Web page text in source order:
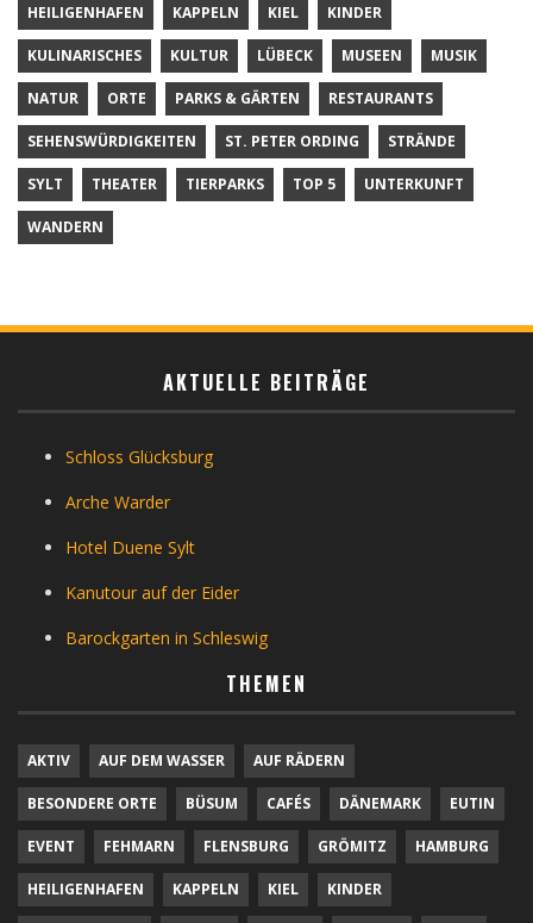
HEILIGENHAFEN KAPPELN KIEL KINDER
KULINARISCHES KULTUR LÜBECK MUSEEN MUSIK
NATUR ORTE PARKS & GÄRTEN RESTAURANTS
SEHENSWÜRDIGKEITEN ST. PETER ORDING STRÄNDE
SYLT THEATER TIERPARKS TOP 5 UNTERKUNFT
WANDERN
AKTUELLE BEITRÄGE
Schloss Glücksburg
Arche Warder
Hotel Duene Sylt
Kanutour auf der Eider
Barockgarten in Schleswig
THEMEN
AKTIV AUF DEM WASSER AUF RÄDERN
BESONDERE ORTE BÜSUM CAFÉS DÄNEMARK EUTIN
EVENT FEHMARN FLENSBURG GRÖMITZ HAMBURG
HEILIGENHAFEN KAPPELN KIEL KINDER